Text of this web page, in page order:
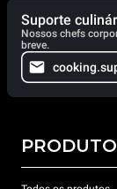
Suporte
Nossos chefs
breve.